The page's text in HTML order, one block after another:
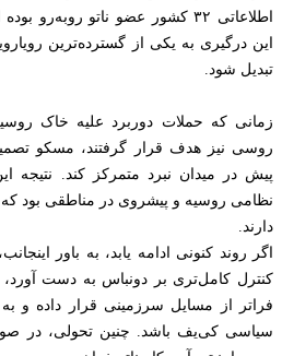
اطلاعاتی ۳۲ کشور عضو ناتو
این درگیری به یکی از گسترده‌ترین
تبدیل شود.
زمانی که حملات دوربرد علیه خاک
روسی نیز هدف قرار گرفتند، مسکو
پیش در میدان نبرد متمرکز کند. نتیجه
نظامی روسیه و پیشروی در مناطقی بود که
دارند.
اگر روند کنونی ادامه یابد، به باور
کنترل کامل‌تری بر دونباس به دست
فراتر از مسایل سرزمینی قرار داده و
سیاسی کی‌یف باشد. چنین تحولی، در